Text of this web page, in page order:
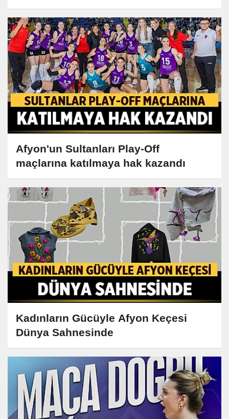
Afyon'un Sultanları Play-Off
maçlarına katılmaya hak kazandı
Kadınların Gücüyle Afyon Keçesi
Dünya Sahnesinde